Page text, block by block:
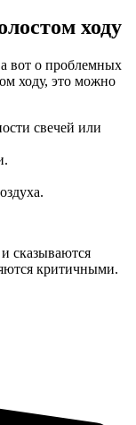
ходу
вот о проблемных
ходу, это можно
свечей или
сказываются
критичными.